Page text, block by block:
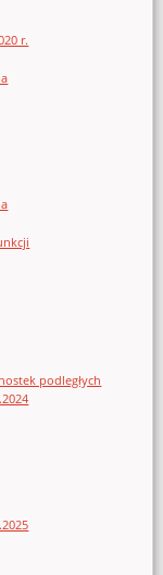
r.
podległych